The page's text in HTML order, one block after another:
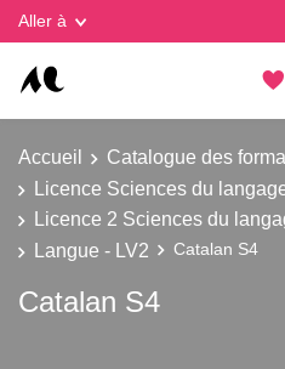
Aller à
Accueil Catalogue des
Licence Sciences du
Licence 2 Sciences du
Langue - LV2
Catalan S4
Catalan S4
Gestion des cookies